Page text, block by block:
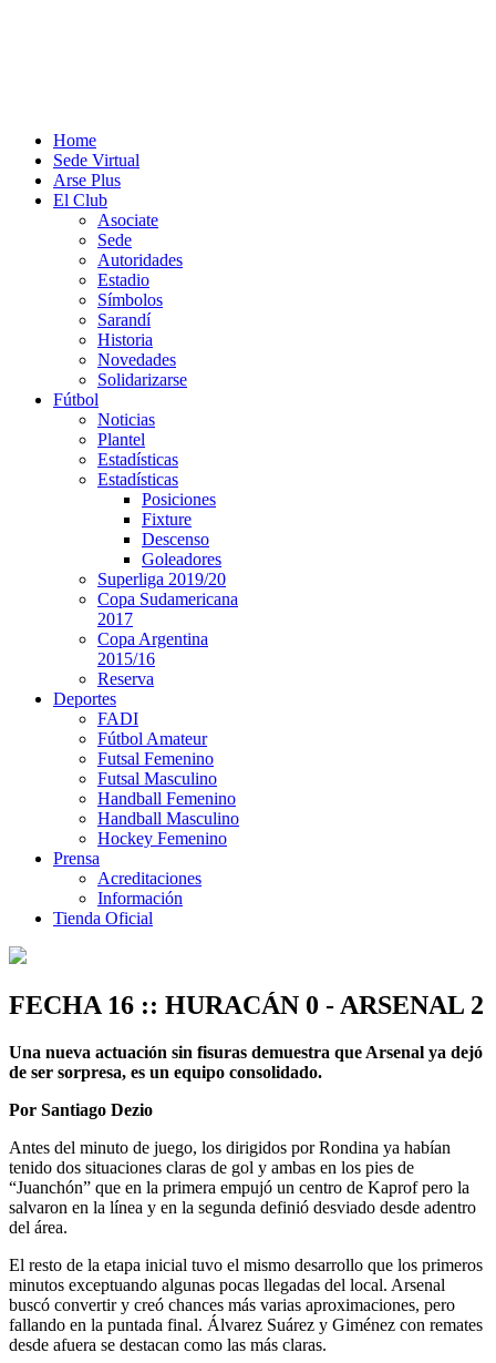
Home
Sede Virtual
Arse Plus
El Club
Asociate
Sede
Autoridades
Estadio
Símbolos
Sarandí
Historia
Novedades
Solidarizarse
Fútbol
Noticias
Plantel
Estadísticas
Estadísticas
Posiciones
Fixture
Descenso
Goleadores
Superliga 2019/20
Copa Sudamericana
2017
Copa Argentina
2015/16
Reserva
Deportes
FADI
Fútbol Amateur
Futsal Femenino
Futsal Masculino
Handball Femenino
Handball Masculino
Hockey Femenino
Prensa
Acreditaciones
Información
Tienda Oficial
FECHA 16 :: HURACÁN 0 - ARSENAL 2
Una nueva actuación sin fisuras demuestra que Arsenal ya dejó
de ser sorpresa, es un equipo consolidado.
Por Santiago Dezio
Antes del minuto de juego, los dirigidos por Rondina ya habían
tenido dos situaciones claras de gol y ambas en los pies de
“Juanchón” que en la primera empujó un centro de Kaprof pero la
salvaron en la línea y en la segunda definió desviado desde adentro
del área.
El resto de la etapa inicial tuvo el mismo desarrollo que los primeros
minutos exceptuando algunas pocas llegadas del local. Arsenal
buscó convertir y creó chances más varias aproximaciones, pero
fallando en la puntada final. Álvarez Suárez y Giménez con remates
desde afuera se destacan como las más claras.